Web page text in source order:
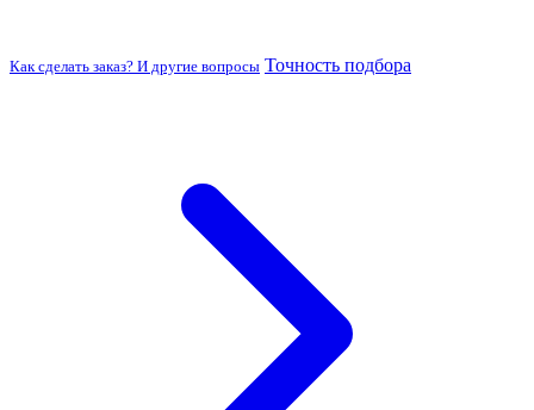
Как сделать заказ? И другие вопросы Точность подбора